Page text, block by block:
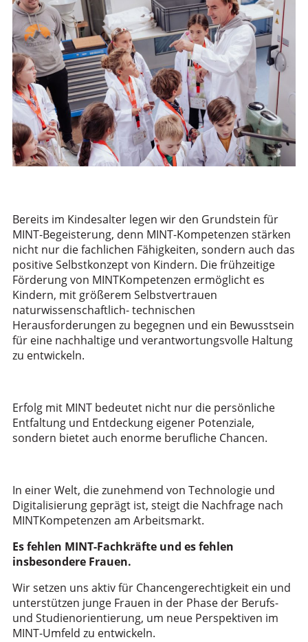
Bereits im Kindesalter legen wir den Grundstein für
MINT-Begeisterung, denn MINT-Kompetenzen stärken
nicht nur die fachlichen Fähigkeiten, sondern auch das
positive Selbstkonzept von Kindern. Die frühzeitige
Förderung von MINTKompetenzen ermöglicht es
Kindern, mit größerem Selbstvertrauen
naturwissenschaftlich- technischen
Herausforderungen zu begegnen und ein Bewusstsein
für eine nachhaltige und verantwortungsvolle Haltung
zu entwickeln.
Erfolg mit MINT bedeutet nicht nur die persönliche
Entfaltung und Entdeckung eigener Potenziale,
sondern bietet auch enorme berufliche Chancen.
In einer Welt, die zunehmend von Technologie und
Digitalisierung geprägt ist, steigt die Nachfrage nach
MINTKompetenzen am Arbeitsmarkt.
Es fehlen MINT-Fachkräfte und es fehlen
insbesondere Frauen.
Wir setzen uns aktiv für Chancengerechtigkeit ein und
unterstützen junge Frauen in der Phase der Berufs-
und Studienorientierung, um neue Perspektiven im
MINT-Umfeld zu entwickeln.